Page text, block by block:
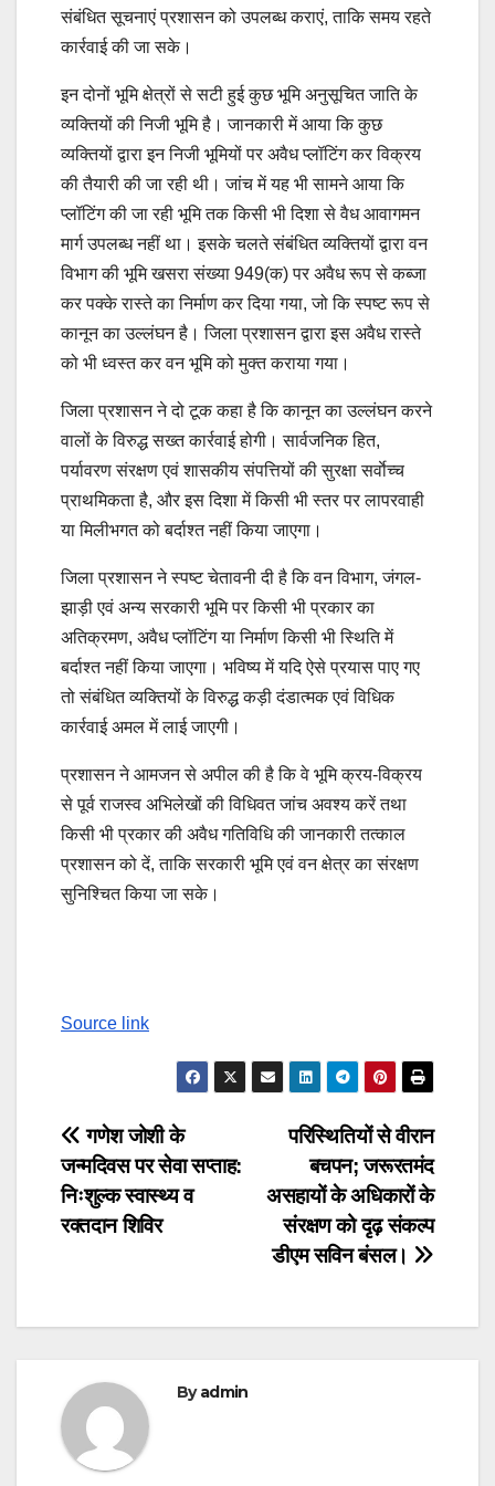
संबंधित सूचनाएं प्रशासन को उपलब्ध कराएं, ताकि समय रहते
कार्रवाई की जा सके।
इन दोनों भूमि क्षेत्रों से सटी हुई कुछ भूमि अनुसूचित जाति के
व्यक्तियों की निजी भूमि है। जानकारी में आया कि कुछ
व्यक्तियों द्वारा इन निजी भूमियों पर अवैध प्लॉटिंग कर विक्रय
की तैयारी की जा रही थी। जांच में यह भी सामने आया कि
प्लॉटिंग की जा रही भूमि तक किसी भी दिशा से वैध आवागमन
मार्ग उपलब्ध नहीं था। इसके चलते संबंधित व्यक्तियों द्वारा वन
विभाग की भूमि खसरा संख्या 949(क) पर अवैध रूप से कब्जा
कर पक्के रास्ते का निर्माण कर दिया गया, जो कि स्पष्ट रूप से
कानून का उल्लंघन है। जिला प्रशासन द्वारा इस अवैध रास्ते
को भी ध्वस्त कर वन भूमि को मुक्त कराया गया।
जिला प्रशासन ने दो टूक कहा है कि कानून का उल्लंघन करने
वालों के विरुद्ध सख्त कार्रवाई होगी। सार्वजनिक हित,
पर्यावरण संरक्षण एवं शासकीय संपत्तियों की सुरक्षा सर्वाेच्च
प्राथमिकता है, और इस दिशा में किसी भी स्तर पर लापरवाही
या मिलीभगत को बर्दाश्त नहीं किया जाएगा।
जिला प्रशासन ने स्पष्ट चेतावनी दी है कि वन विभाग, जंगल-
झाड़ी एवं अन्य सरकारी भूमि पर किसी भी प्रकार का
अतिक्रमण, अवैध प्लॉटिंग या निर्माण किसी भी स्थिति में
बर्दाश्त नहीं किया जाएगा। भविष्य में यदि ऐसे प्रयास पाए गए
तो संबंधित व्यक्तियों के विरुद्ध कड़ी दंडात्मक एवं विधिक
कार्रवाई अमल में लाई जाएगी।
प्रशासन ने आमजन से अपील की है कि वे भूमि क्रय-विक्रय
से पूर्व राजस्व अभिलेखों की विधिवत जांच अवश्य करें तथा
किसी भी प्रकार की अवैध गतिविधि की जानकारी तत्काल
प्रशासन को दें, ताकि सरकारी भूमि एवं वन क्षेत्र का संरक्षण
सुनिश्चित किया जा सके।
Source link
Post
navigation
परिस्थितियों से वीरान
बचपन; जरूरतमंद
असहायों के अधिकारों के
संरक्षण को दृढ़ संकल्प
डीएम सविन बंसल।
गणेश जोशी के
जन्मदिवस पर सेवा सप्ताह:
निःशुल्क स्वास्थ्य व
रक्तदान शिविर
Byadmin